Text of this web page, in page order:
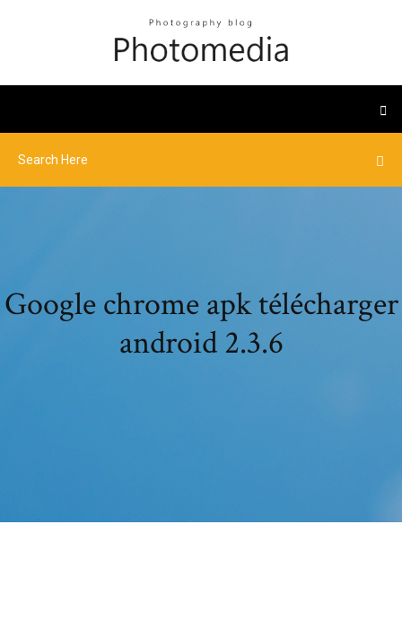
Google chrome apk télécharger
android 2.3.6